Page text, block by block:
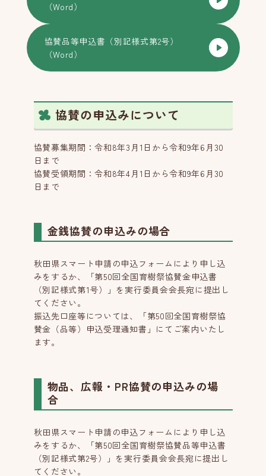
（Word）
協賛品等申込書（別記様式第2号）
（Word）
協賛の申込みについて
協賛募集期間：令和8年3月1日から令和9年6月30
日まで
協賛受領期間：令和8年4月1日から令和9年6月30
日まで
金銭協賛の申込みの場合
秋田県スマート申請の申込フォームにより申し込
みをするか、「第50回全国育樹祭協賛金申込書
（別記様式第1号）」を実行委員会会長宛に提出し
てください。
振込先口座等については、「第50回全国育樹祭協
賛金（品等）申込受理通知書」にてご案内いたし
ます。
物品、広報・PR協賛の申込みの場
合
秋田県スマート申請の申込フォームにより申し込
みをするか、「第50回全国育樹祭協賛品等申込書
（別記様式第2号）」を実行委員会会長宛に提出し
てください。